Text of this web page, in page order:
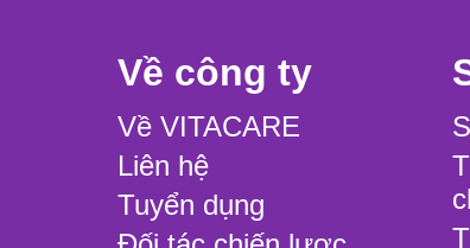
Về công ty
Về VITACARE
Liên hệ
Tuyển dụng